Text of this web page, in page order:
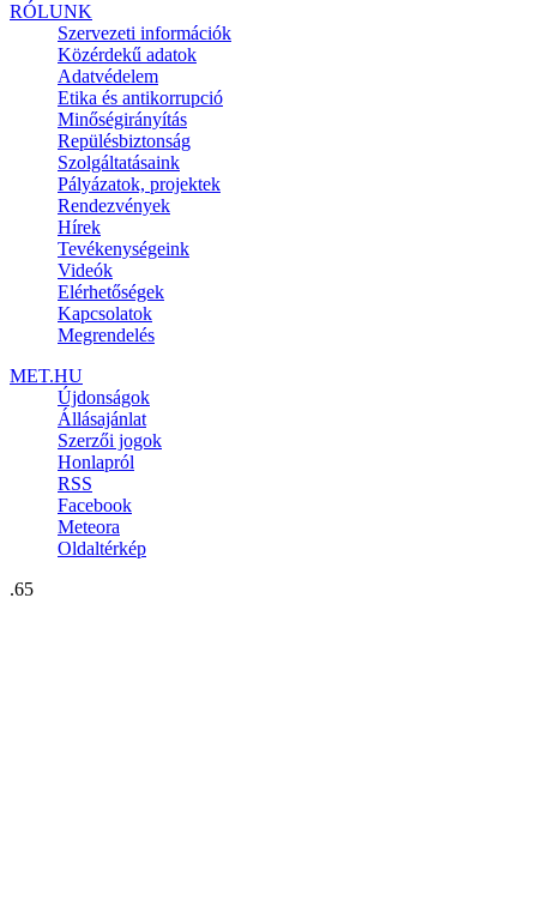
RÓLUNK
Szervezeti információk
Közérdekű adatok
Adatvédelem
Etika és antikorrupció
Minőségirányítás
Repülésbiztonság
Szolgáltatásaink
Pályázatok, projektek
Rendezvények
Hírek
Tevékenységeink
Videók
Elérhetőségek
Kapcsolatok
Megrendelés
MET.HU
Újdonságok
Állásajánlat
Szerzői jogok
Honlapról
RSS
Facebook
Meteora
Oldaltérkép
.65